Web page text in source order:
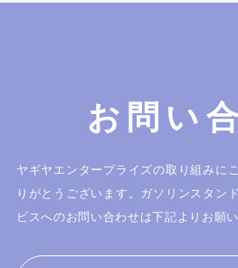
お問い
ヤギヤエンタープライズの取り組みに
りがとうございます。
ガソリンスタン
ビスへのお問い合わせは下記よりお願い